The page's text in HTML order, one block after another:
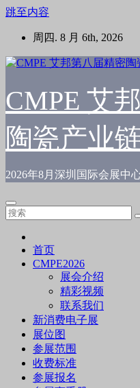
跳至内容
周四. 8 月 6th, 2026
CMPE 艾
陶瓷产业
2026年8月深圳国际会展中
首页
CMPE2026
展会介绍
精彩视频
联系我们
新消费电子展
展位图
参展范围
收费标准
参展报名